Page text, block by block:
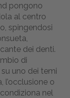
pongono
al centro
spingendosi
dei denti.
di
uno dei temi
l’occlusione o
nel